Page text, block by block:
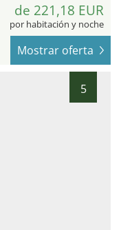
de 221,18 EUR
por habitación y noche
Mostrar oferta
5